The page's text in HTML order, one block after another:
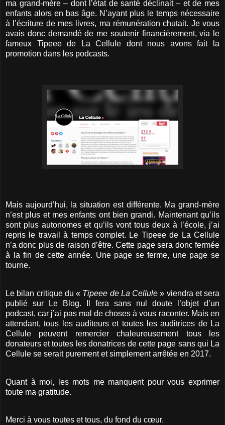
ma grand-mère – dont l’état de santé déclinait – et de mes
enfants alors en bas âge. N’ayant plus le temps nécessaire
à l’écriture de mes livres, ma rémunération chutait. Je vous
avais donc demandé de me soutenir financièrement, via le
fameux Tipeee de La Cellule dont nous avons fait la
promotion dans les podcasts.
Mais aujourd’hui, la situation est différente. Ma grand-mère
n’est plus et mes enfants ont bien grandi. Maintenant qu’ils
sont plus autonomes et qu’ils vont tous deux à l’école, j’ai
repris le travail à temps complet. Le Tipeee de La Cellule
n’a donc plus de raison d’être. Cette page sera donc fermée
à la fin de cette année. Une page se ferme, une page se
tourne.
Le bilan critique du « Tipeee de La Cellule » viendra et sera
publié sur Le Blog. Il fera sans nul doute l’objet d’un
podcast, car j’ai pas mal de choses à vous raconter. Mais en
attendant, tous les auditeurs et toutes les auditrices de La
Cellule peuvent remercier chaleureusement tous les
donateurs et toutes les donatrices de cette page sans qui La
Cellule se serait purement et simplement arrêtée en 2017.
Quant à moi, les mots me manquent pour vous exprimer
toute ma gratitude.
Merci à vous toutes et tous, du fond du cœur.